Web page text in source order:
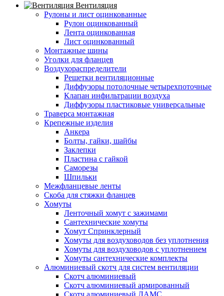
Вентиляция
Рулоны и лист оцинкованные
Рулон оцинкованный
Лента оцинкованная
Лист оцинкованный
Монтажные шины
Уголки для фланцев
Воздухораспределители
Решетки вентиляционные
Диффузоры потолочные четырехпоточные
Клапан инфильтрации воздуха
Диффузоры пластиковые универсальные
Траверса монтажная
Крепежные изделия
Анкера
Болты, гайки, шайбы
Заклепки
Пластина с гайкой
Саморезы
Шпильки
Межфланцевые ленты
Скоба для стяжки фланцев
Хомуты
Ленточный хомут с зажимами
Сантехнические хомуты
Хомут Спринклерный
Хомуты для воздуховодов без уплотнения
Хомуты для воздуховодов с уплотнением
Хомуты сантехнические комплекты
Алюминиевый скотч для систем вентиляции
Скотч алюминиевый
Скотч алюминиевый армированный
Скотч алюминиевый ЛАМС